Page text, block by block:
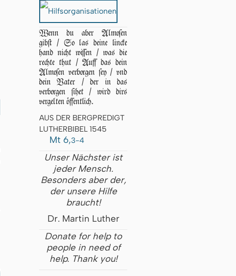
Wenn du aber Almoſen
gibſt / So las deine lincke
hand nicht wiſſen / was die
rechte thut / Auff das dein
Almoſen verborgen ſey / vnd
dein Vater / der in das
verborgen ſihet / wird dirs
vergelten öffentlich.
AUS DER BERGPREDIGT
LUTHERBIBEL 1545
Mt 6,3-4
Unser Nächster ist
jeder Mensch.
Besonders aber der,
der unsere Hilfe
braucht!
Dr. Martin Luther
Donate for help to
people in need of
help. Thank you!